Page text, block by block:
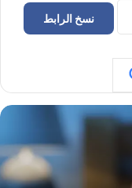
نسخ الرابط